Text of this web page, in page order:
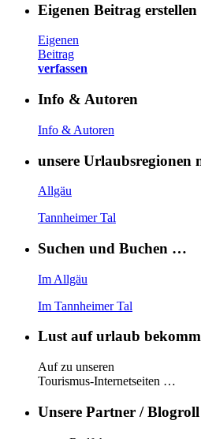
Eigenen Beitrag erstellen
Eigenen
Beitrag
verfassen
Info & Autoren
Info & Autoren
unsere
Allgäu
Tannheimer Tal
Suchen und Buchen …
Im Allgäu
Im Tannheimer Tal
Lust auf urlaub
Auf zu unseren
Tourismus-Internetseiten …
Unsere Partner / Blogroll